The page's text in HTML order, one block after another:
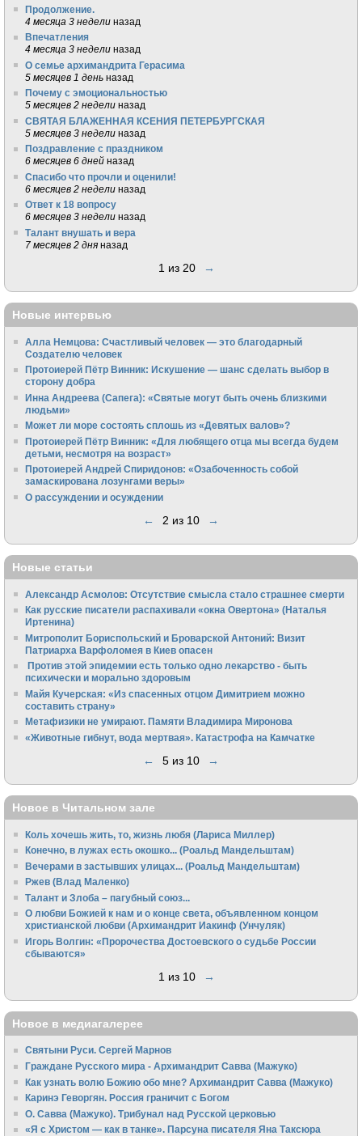
Продолжение.
4 месяца 3 недели назад
Впечатления
4 месяца 3 недели назад
О семье архимандрита Герасима
5 месяцев 1 день назад
Почему с эмоциональностью
5 месяцев 2 недели назад
СВЯТАЯ БЛАЖЕННАЯ КСЕНИЯ ПЕТЕРБУРГСКАЯ
5 месяцев 3 недели назад
Поздравление с праздником
6 месяцев 6 дней назад
Спасибо что прочли и оценили!
6 месяцев 2 недели назад
Ответ к 18 вопросу
6 месяцев 3 недели назад
Талант внушать и вера
7 месяцев 2 дня назад
1 из 20 →
Новые интервью
Алла Немцова: Счастливый человек — это благодарный
Создателю человек
Протоиерей Пётр Винник: Искушение — шанс сделать выбор в
сторону добра
Инна Андреева (Сапега): «Святые могут быть очень близкими
людьми»
Может ли море состоять сплошь из «Девятых валов»?
Протоиерей Пётр Винник: «Для любящего отца мы всегда будем
детьми, несмотря на возраст»
Протоиерей Андрей Спиридонов: «Озабоченность собой
замаскирована лозунгами веры»
О рассуждении и осуждении
← 2 из 10 →
Новые статьи
Александр Асмолов: Отсутствие смысла стало страшнее смерти
Как русские писатели распахивали «окна Овертона» (Наталья
Иртенина)
Митрополит Бориспольский и Броварской Антоний: Визит
Патриарха Варфоломея в Киев опасен
Против этой эпидемии есть только одно лекарство - быть
психически и морально здоровым
Майя Кучерская: «Из спасенных отцом Димитрием можно
составить страну»
Метафизики не умирают. Памяти Владимира Миронова
«Животные гибнут, вода мертвая». Катастрофа на Камчатке
← 5 из 10 →
Новое в Читальном зале
Коль хочешь жить, то, жизнь любя (Лариса Миллер)
Конечно, в лужах есть окошко... (Роальд Мандельштам)
Вечерами в застывших улицах... (Роальд Мандельштам)
Ржев (Влад Маленко)
Талант и Злоба – пагубный союз...
О любви Божией к нам и о конце света, объявленном концом
христианской любви (Архимандрит Иакинф (Унчуляк)
Игорь Волгин: «Пророчества Достоевского о судьбе России
сбываются»
1 из 10 →
Новое в медиагалерее
Святыни Руси. Сергей Марнов
Граждане Русского мира - Архимандрит Савва (Мажуко)
Как узнать волю Божию обо мне? Архимандрит Савва (Мажуко)
Каринэ Геворгян. Россия граничит с Богом
О. Савва (Мажуко). Трибунал над Русской церковью
«Я с Христом — как в танке». Парсуна писателя Яна Таксюра